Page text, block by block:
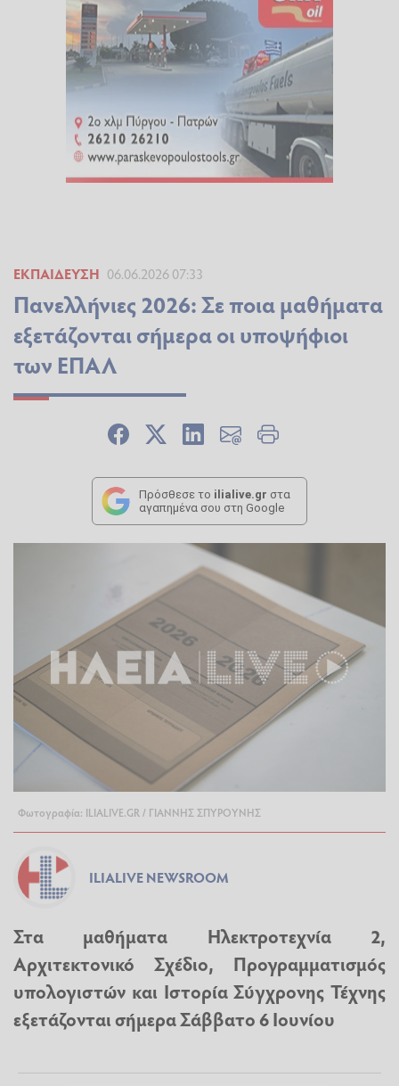
ΕΚΠΑΊΔΕΥΣΗ 06.06.2026 07:33
Πανελλήνιες 2026: Σε ποια μαθήματα
εξετάζονται σήμερα οι υποψήφιοι
των ΕΠΑΛ
Πρόσθεσε το ilialive.gr στα
αγαπημένα σου στη Google
Φωτογραφία: ILIALIVE.GR / ΓΙΑΝΝΗΣ ΣΠΥΡΟΥΝΗΣ
ILIALIVE NEWSROOM
Στα μαθήματα Ηλεκτροτεχνία 2,
Αρχιτεκτονικό Σχέδιο, Προγραμματισμός
υπολογιστών και Ιστορία Σύγχρονης Τέχνης
εξετάζονται σήμερα Σάββατο 6 Ιουνίου